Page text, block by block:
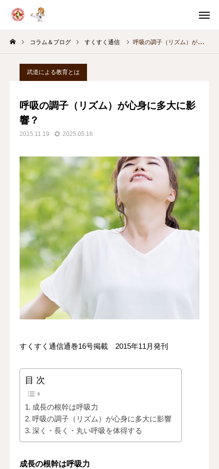
コラム＆ブログ すくすく通信 呼吸の調子（リズム）が心身に多大に影響？
武道による教育とは
呼吸の調子（リズム）が心身に多大に影
響？
2015.11.19 2025.05.16
すくすく通信通巻16号掲載 2015年11月発刊
目 次
成長の根幹は呼吸力
呼吸の調子（リズム）が心身に多大に影響
深く・長く・丸い呼吸を体得する
成長の根幹は呼吸力
体験申込 体験案内
問い合わせ
HOME
教育の考え方
コラム＆ブログ
問い合わせ＆体験